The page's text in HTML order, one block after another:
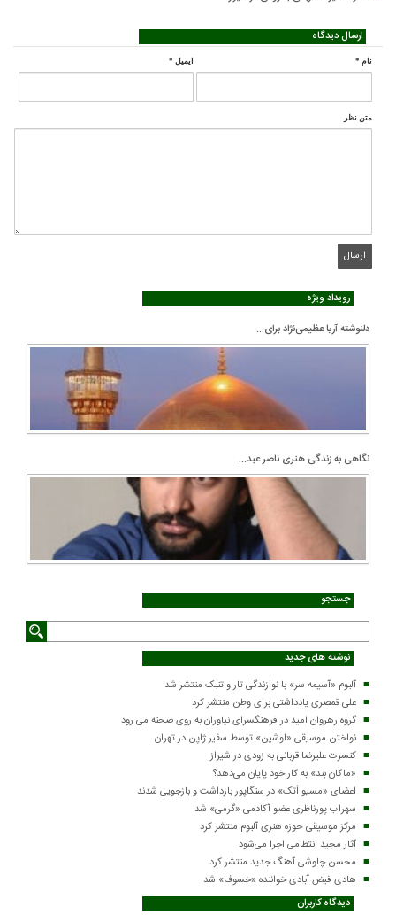
ارسال دیدگاه
نام * ایمیل *
متن نظر
رویداد ویژه
دلنوشته آریا عظیمی‌نژاد برای...
نگاهی به زندگی هنری ناصر عبد...
جستجو
نوشته های جدید
آلبوم «آسیمه سر» با نوازندگی تار و تنبک منتشر شد
علی قمصری یادداشتی برای وطن منتشر کرد
گروه رهروان امید در فرهنگسرای نیاوران به روی صحنه می رود
نواختن موسیقی «اوشین» توسط سفیر ژاپن در تهران
کنسرت علیرضا قربانی به زودی در شیراز
«ماکان بند» به کار خود پایان می‌دهد؟
اعضای «مسیو اَتک» در سنگاپور بازداشت و بازجویی شدند
سهراب پورناظری عضو آکادمی «گرمی» شد
مرکز موسیقی حوزه هنری آلبوم منتشر کرد
آثار مجید انتظامی اجرا می‌شود
محسن چاوشی آهنگ جدید منتشر کرد
هادی فیض آبادی خواننده «خسوف» شد
دیدگاه کاربران